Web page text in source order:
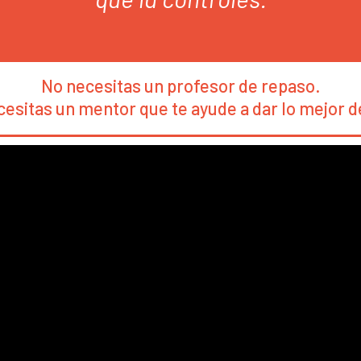
No necesitas un profesor de repaso.
un mentor que te ayude a dar lo mejor